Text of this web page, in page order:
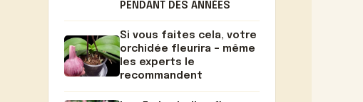
PENDANT DES ANNÉES
Si vous faites cela, votre
orchidée fleurira – même
les experts le
recommandent